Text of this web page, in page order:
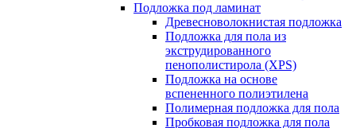
Подложка под ламинат
Древесноволокнистая подложка
Подложка для пола из
экструдированного
пенополистирола (XPS)
Подложка на основе
вспененного полиэтилена
Полимерная подложка для пола
Пробковая подложка для пола